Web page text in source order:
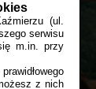
tego
(ul.
serwisu
m.in. przy
z nich